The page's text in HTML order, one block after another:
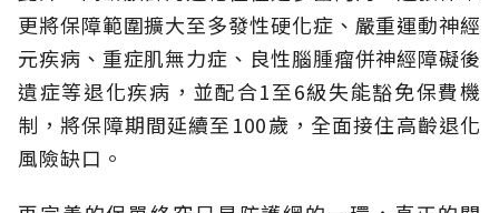
更將保障範圍擴大至多發性硬化症、嚴重運動神經
元疾病、重症肌無力症、良性腦腫瘤併神經障礙後
遺症等退化疾病，並配合1至6級失能豁免保費機
制，將保障期間延續至100歲，全面接住高齡退化
風險缺口。